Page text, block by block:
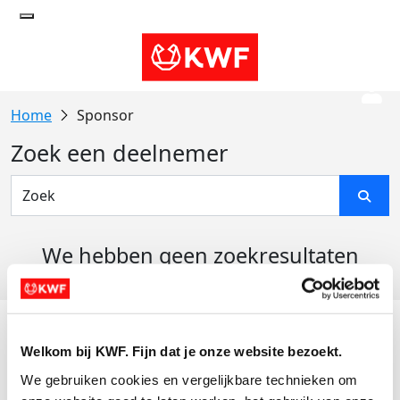
Welkom bij KWF. Fijn dat je onze website bezoekt.
We gebruiken cookies en vergelijkbare technieken om
Sponsor
Zoek een deelnemer
We hebben geen zoekresultaten
Actiematerialen
Evenementen